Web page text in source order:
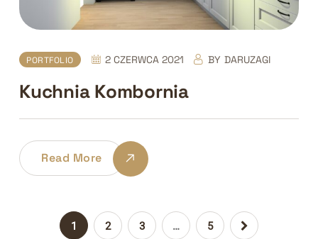
PORTFOLIO 2 CZERWCA 2021 BY DARUZAGI
Kuchnia Kombornia
Read More
1 2 3 … 5